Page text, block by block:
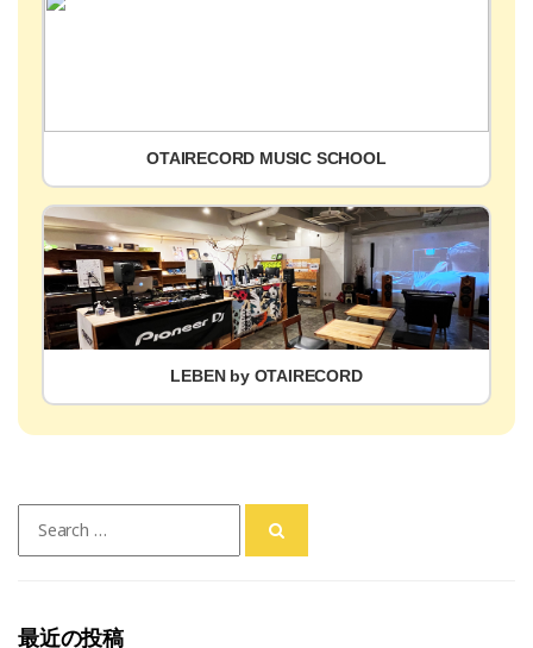
OTAIRECORD MUSIC SCHOOL
LEBEN by OTAIRECORD
for:
最近の投稿